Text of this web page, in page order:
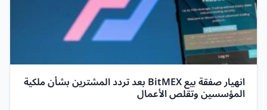
انهيار صفقة بيع BitMEX بعد تردد المشترين بشأن ملكية
المؤسسين وتقلص الأعمال